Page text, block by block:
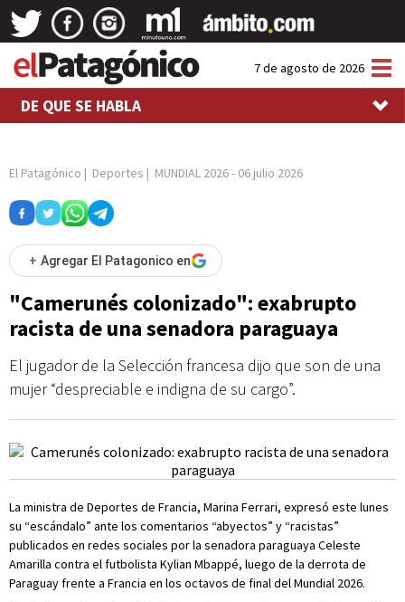
7 de agosto de 2026
DE QUE SE HABLA
El Patagónico | Deportes | MUNDIAL 2026- 06 julio 2026
+ Agregar El Patagonico en
"Camerunés colonizado": exabrupto
racista de una senadora paraguaya
El jugador de la Selección francesa dijo que son de una
mujer “despreciable e indigna de su cargo”.
La ministra de Deportes de Francia, Marina Ferrari, expresó este lunes
su “escándalo” ante los comentarios “abyectos” y “racistas”
publicados en redes sociales por la senadora paraguaya Celeste
Amarilla contra el futbolista Kylian Mbappé, luego de la derrota de
Paraguay frente a Francia en los octavos de final del Mundial 2026.